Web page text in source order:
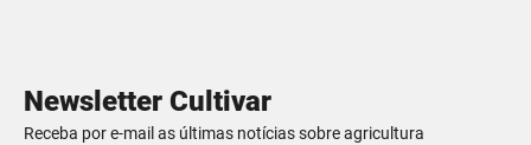
Newsletter Cultivar
Receba por e-mail as últimas notícias sobre agricultura